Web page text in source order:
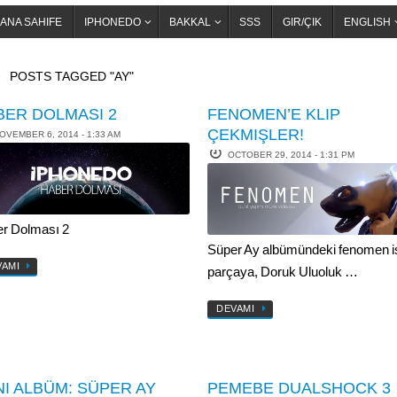
ANA SAHIFE IPHONEDO BAKKAL SSS GIR/ÇIK ENGLISH
POSTS TAGGED "AY"
DOLMASI 2
6, 2014 - 1:33 AM
Dolması 2
FENOMEN’E KLIP
ÇEKMIŞLER!
OCTOBER 29, 2014 - 1:31 PM
Süper Ay albümündeki fenomen
parçaya, Doruk Uluoluk …
DEVAMI
ALBÜM: SÜPER AY
PEMEBE DUALSHOCK 3